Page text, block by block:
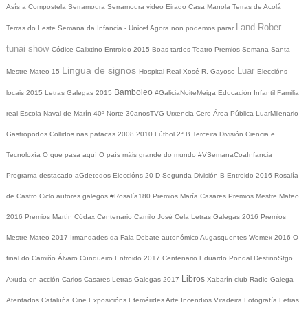
Asís a Compostela Serramoura Serramoura video Eirado Casa Manola Terras de Acolá
Terras do Leste Semana da Infancia - UnicefAgora non podemos parar Land Rober
tunai show Códice Calixtino Entroido 2015 Boas tardes Teatro Premios Semana Santa
Mestre Mateo 15 Lingua de signos Hospital Real Xosé R. Gayoso Luar Eleccións
locais 2015 Letras Galegas 2015 Bamboleo #GaliciaNoiteMeiga Educación Infantil Familia
real Escola Naval de Marín 40º Norte 30anosTVG Urxencia Cero Área Pública LuarMilenario
Gastropodos Collidos nas patacas 2008 2010 Fútbol 2ª B Terceira División Ciencia e
Tecnoloxía O que pasa aquí O país máis grande do mundo #VSemanaCoaInfancia
Programa destacado aGdetodos Eleccións 20-D Segunda División B Entroido 2016 Rosalía
de Castro Ciclo autores galegos #Rosalía180 Premios María Casares Premios Mestre Mateo
2016 Premios Martín Códax Centenario Camilo José Cela Letras Galegas 2016 Premios
Mestre Mateo 2017 Irmandades da Fala Debate autonómico Augasquentes Womex 2016 O
final do Camiño Álvaro Cunqueiro Entroido 2017 Centenario Eduardo Pondal DestinoStgo
Axuda en acción Carlos Casares Letras Galegas 2017 Libros Xabarín club Radio Galega
Atentados Cataluña Cine Exposicións EfeméridesArte Incendios Viradeira Fotografía Letras